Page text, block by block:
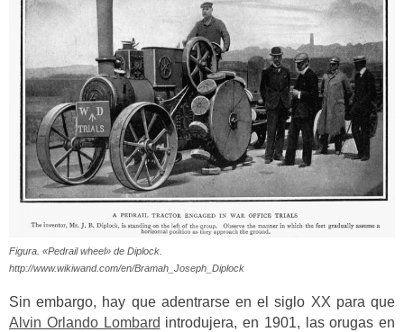
Figura. «Pedrail wheel» de Diplock.
http://www.wikiwand.com/en/Bramah_Joseph_Diplock
Sin embargo, hay que adentrarse en el siglo XX para que
Alvin Orlando Lombard introdujera, en 1901, las orugas en